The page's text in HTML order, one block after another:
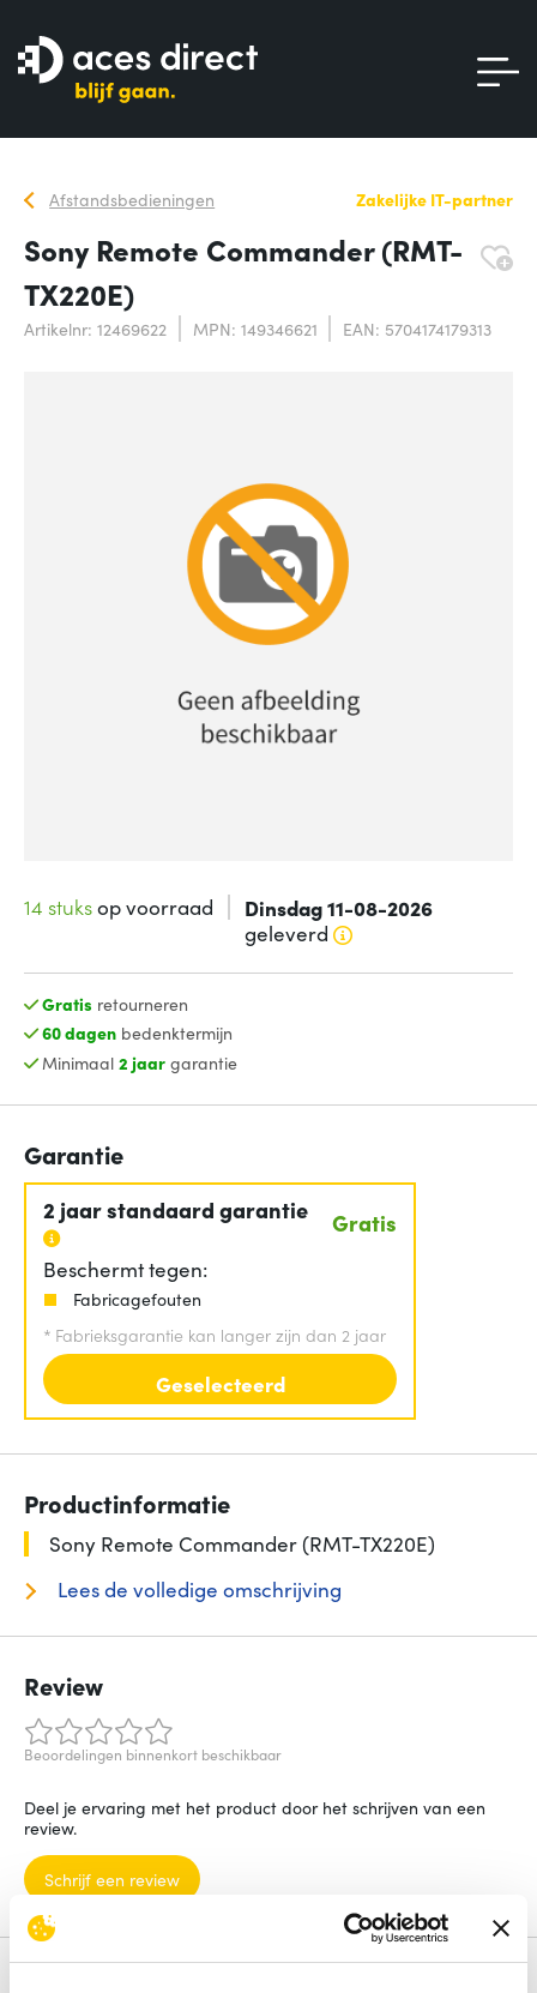
Afstandsbedieningen Zakelijke IT-partner
Sony Remote Commander (RMT-
TX220E)
Artikelnr: 12469622 MPN: 149346621 EAN: 5704174179313
14 stuksop voorraad Dinsdag 11-08-2026
geleverd
Gratis retourneren
60 dagenbedenktermijn
Minimaal 2 jaargarantie
Garantie
2 jaar standaard garantie Gratis
Beschermt tegen:
Fabricagefouten
* Fabrieksgarantie kan langer zijn dan 2 jaar
Geselecteerd
Productinformatie
Sony Remote Commander (RMT-TX220E)
Lees de volledige omschrijving
Review
Beoordelingen binnenkort beschikbaar
Deel je ervaring met het product door het schrijven van een
review.
Schrijf een review